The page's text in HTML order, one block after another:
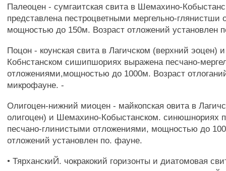
Палеоцен - сумгаитская свита в Шемахино-
представлена пестроцветными мергельно-глянистши
мощностью до 150м. Возраст отложений установлен
Поцон - коунская свита в Лагичском (верхний эоцен)
Кобнстанском сишипшориях выражена песчано-
отложениями,мощностью до 1000м. Возраст
микрофауне. -
Олигоцен-нижний миоцен - майкопская овита в
олигоцен) и Шемахино-Кобыстанском. синюшнориях
песчано-глинистыми отложениями, мощностью до
отложений установлен по. фауне.
• ТярханскиЙ. чокракокий горизонты и диатомовая